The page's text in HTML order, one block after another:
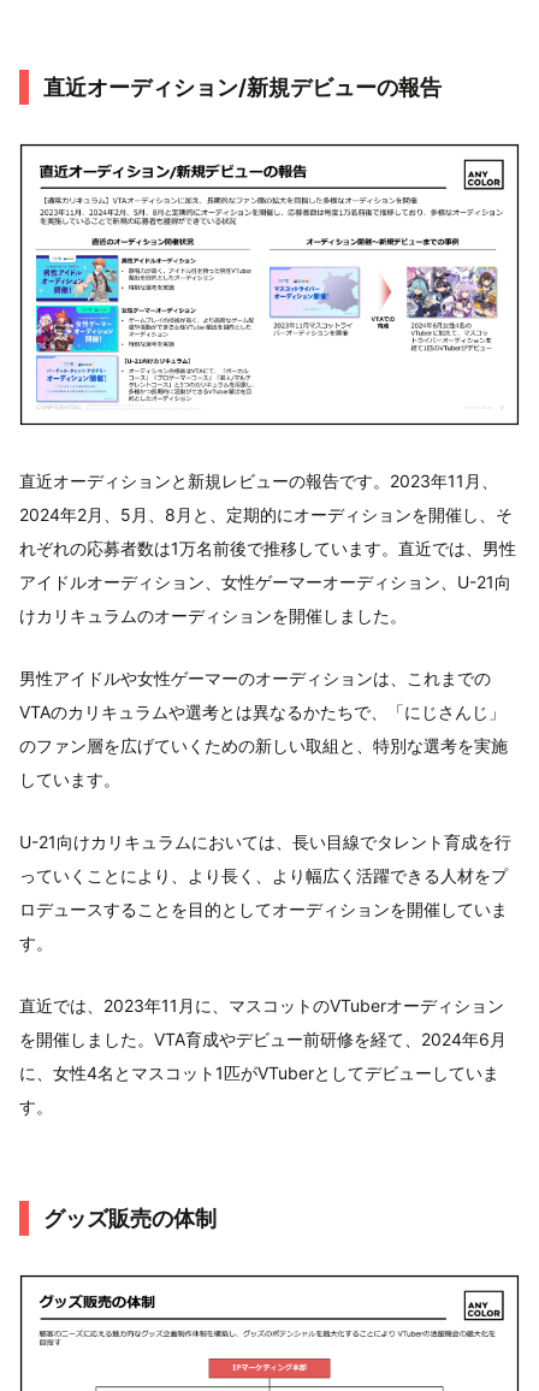
直近オーディション/新規デビューの報告
直近オーディションと新規レビューの報告です。2023年11月、
2024年2月、5月、8月と、定期的にオーディションを開催し、そ
れぞれの応募者数は1万名前後で推移しています。直近では、男性
アイドルオーディション、女性ゲーマーオーディション、U-21向
けカリキュラムのオーディションを開催しました。
男性アイドルや女性ゲーマーのオーディションは、これまでの
VTAのカリキュラムや選考とは異なるかたちで、「にじさんじ」
のファン層を広げていくための新しい取組と、特別な選考を実施
しています。
U-21向けカリキュラムにおいては、長い目線でタレント育成を行
っていくことにより、より長く、より幅広く活躍できる人材をプ
ロデュースすることを目的としてオーディションを開催していま
す。
直近では、2023年11月に、マスコットのVTuberオーディション
を開催しました。VTA育成やデビュー前研修を経て、2024年6月
に、女性4名とマスコット1匹がVTuberとしてデビューしていま
す。
グッズ販売の体制